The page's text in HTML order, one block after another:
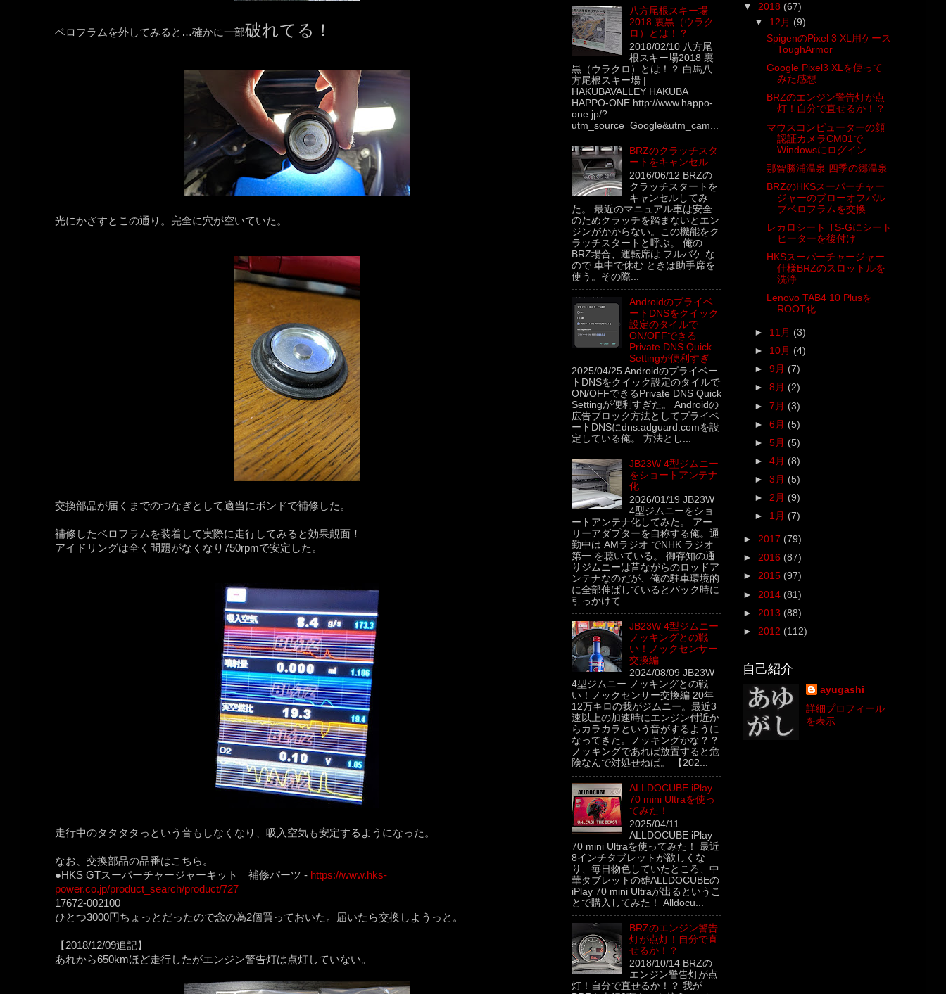
ベロフラムを外してみると…確かに一部破れてる！
光にかざすとこの通り。完全に穴が空いていた。
交換部品が届くまでのつなぎとして適当にボンドで補修した。
補修したベロフラムを装着して実際に走行してみると効果覿面！
アイドリングは全く問題がなくなり750rpmで安定した。
走行中のタタタタっという音もしなくなり、吸入空気も安定するようになった。
なお、交換部品の品番はこちら。
●HKS GTスーパーチャージャーキット 補修パーツ - https://www.hks-
power.co.jp/product_search/product/727
17672-002100
ひとつ3000円ちょっとだったので念の為2個買っておいた。届いたら交換しようっと。
【2018/12/09追記】
あれから650kmほど走行したがエンジン警告灯は点灯していない。
八方尾根スキー場
2018 裏黒（ウラク
ロ）とは！？
2018/02/10 八方尾
根スキー場2018 裏
黒（ウラクロ）とは！？ 白馬八
方尾根スキー場 |
HAKUBAVALLEY HAKUBA
HAPPO-ONE http://www.happo-
one.jp/?
utm_source=Google&utm_cam...
BRZのクラッチスタ
ートをキャンセル
2016/06/12 BRZの
クラッチスタートを
キャンセルしてみ
た。 最近のマニュアル車は安全
のためクラッチを踏まないとエン
ジンがかからない。この機能をク
ラッチスタートと呼ぶ。 俺の
BRZ場合、運転席は フルバケ な
ので 車中で休む ときは助手席を
使う。その際...
Androidのプライベ
ートDNSをクイック
設定のタイルで
ON/OFFできる
Private DNS Quick
Settingが便利すぎ
2025/04/25 Androidのプライベー
トDNSをクイック設定のタイルで
ON/OFFできるPrivate DNS Quick
Settingが便利すぎた。 Androidの
広告ブロック方法としてプライベ
ートDNSにdns.adguard.comを設
定している俺。 方法とし...
JB23W 4型ジムニー
をショートアンテナ
化
2026/01/19 JB23W
4型ジムニーをショ
ートアンテナ化してみた。 アー
リーアダプターを自称する俺。通
勤中は AMラジオ でNHK ラジオ
第一 を聴いている。 御存知の通
りジムニーは昔ながらのロッドア
ンテナなのだが、俺の駐車環境的
に全部伸ばしているとバック時に
引っかけて...
JB23W 4型ジムニー
ノッキングとの戦
い！ノックセンサー
交換編
2024/08/09 JB23W
4型ジムニー ノッキングとの戦
い！ノックセンサー交換編 20年
12万キロの我がジムニー。最近3
速以上の加速時にエンジン付近か
らカラカラという音がするように
なってきた。ノッキングかな？？
ノッキングであれば放置すると危
険なんで対処せねば。 【202...
ALLDOCUBE iPlay
70 mini Ultraを使っ
てみた！
2025/04/11
ALLDOCUBE iPlay
70 mini Ultraを使ってみた！ 最近
8インチタブレットが欲しくな
り、毎日物色していたところ、中
華タブレットの雄ALLDOCUBEの
iPlay 70 mini Ultraが出るというこ
とで購入してみた！ Alldocu...
BRZのエンジン警告
灯が点灯！自分で直
せるか！？
2018/10/14 BRZの
エンジン警告灯が点
灯！自分で直せるか！？ 我が
▼ 2018 (67)
▼ 12月 (9)
SpigenのPixel 3 XL用ケース
ToughArmor
Google Pixel3 XLを使って
みた感想
BRZのエンジン警告灯が点
灯！自分で直せるか！？
マウスコンピューターの顔
認証カメラCM01で
Windowsにログイン
那智勝浦温泉 四季の郷温泉
BRZのHKSスーパーチャー
ジャーのブローオフバル
ブベロフラムを交換
レカロシート TS-Gにシート
ヒーターを後付け
HKSスーパーチャージャー
仕様BRZのスロットルを
洗浄
Lenovo TAB4 10 Plusを
ROOT化
► 11月 (3)
► 10月 (4)
►9月 (7)
►8月 (2)
►7月 (3)
►6月 (5)
►5月 (5)
►4月 (8)
►3月 (5)
►2月 (9)
► 1月 (7)
► 2017 (79)
► 2016 (87)
► 2015 (97)
► 2014 (81)
► 2013 (88)
► 2012 (112)
自己紹介
ayugashi
詳細プロフィール
を表示